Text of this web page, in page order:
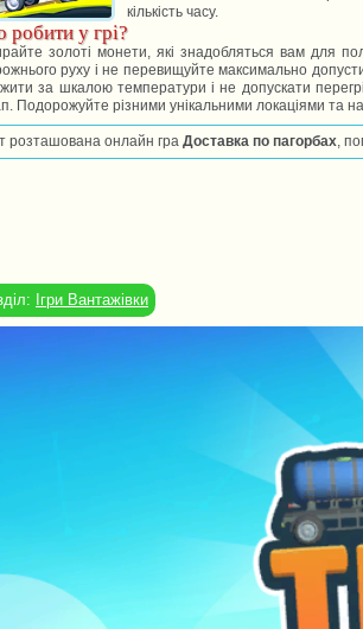
кількість часу.
у грі?
золоті монети, які знадобляться вам для
руху і не перевищуйте максимально
за шкалою температури і не допускати
Подорожуйте різними унікальними локаціями та
розташована онлайн гра Доставка по пагорбах,
Ігри Вантажівки